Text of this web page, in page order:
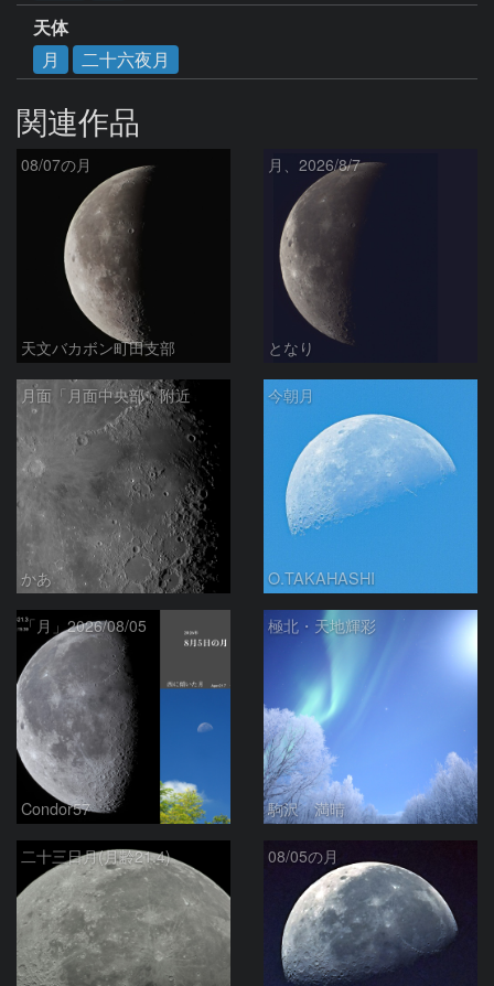
天体
月
二十六夜月
関連作品
08/07の月
天文バカボン町田支部
月、2026/8/7
となり
月面「月面中央部」附近
かあ
今朝月
O.TAKAHASHI
「月」2026/08/05
Condor57
極北・天地輝彩
駒沢 満晴
二十三日月(月齢21.4) 08/05の月